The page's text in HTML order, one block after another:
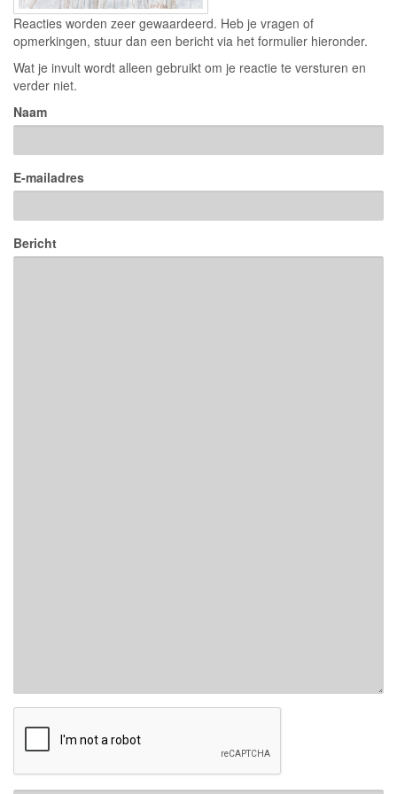
Reacties worden zeer gewaardeerd. Heb je vragen of
opmerkingen, stuur dan een bericht via het formulier hieronder.
Wat je invult wordt alleen gebruikt om je reactie te versturen en
verder niet.
Naam
E-mailadres
Bericht